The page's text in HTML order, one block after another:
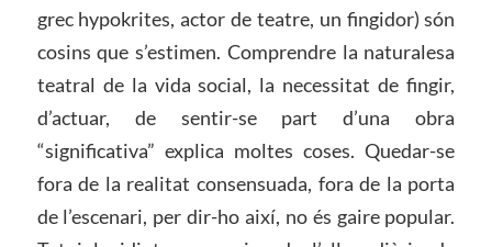
grec hypokrites, actor de teatre, un fingidor) són
cosins que s’estimen. Comprendre la naturalesa
teatral de la vida social, la necessitat de fingir,
d’actuar, de sentir-se part d’una obra
“significativa” explica moltes coses. Quedar-se
fora de la realitat consensuada, fora de la porta
de l’escenari, per dir-ho així, no és gaire popular.